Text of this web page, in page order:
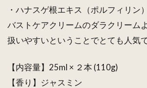
・ハナスゲ根エキス（ポルフィリン）
バストケアクリームのダラクリーム
扱いやすいということでとても人気で
【内容量】25ml × ２本 (110g)
【香り】ジャスミン